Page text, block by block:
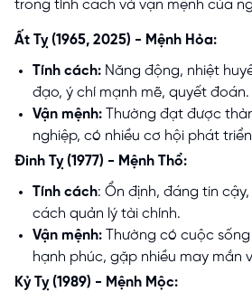
trong tính cách và vận mệnh của
Ất Tỵ (1965, 2025) - Mệnh Hỏa:
Tính cách: Năng động, nhiệt
đạo, ý chí mạnh mẽ, quyết đoán.
Vận mệnh: Thường đạt được
nghiệp, có nhiều cơ hội phát
Đinh Tỵ (1977) - Mệnh Thổ:
Tính cách: Ổn định, đáng tin
cách quản lý tài chính.
Vận mệnh: Thường có cuộc
hạnh phúc, gặp nhiều may mắn
Kỷ Tỵ (1989) - Mệnh Mộc: